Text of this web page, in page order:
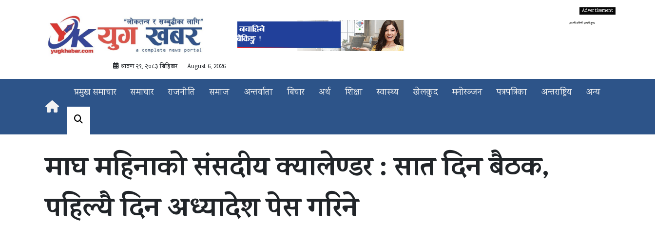
श्रावण २१, २०८३ बिहिबार August 6, 2026
प्रमुख समाचार समाचार राजनीति समाज अन्तर्वाता बिचार अर्थ शिक्षा स्वास्थ्य खेलकुद मनोरञ्जन पत्रपत्रिका अन्तराष्ट्रिय अन्य
माघ महिनाको संसदीय क्यालेण्डर : सात दिन बैठक,
पहिल्यै दिन अध्यादेश पेस गरिने